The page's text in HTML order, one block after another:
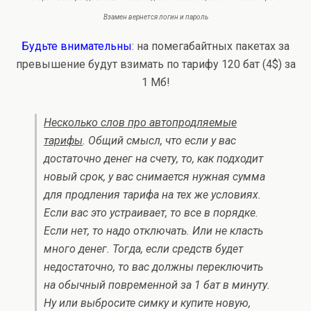
Взамен вернется логин и пароль
Будьте внимательны: на помегабайтных пакетах за
превышение будут взимать по тарифу 120 бат (4$) за
1 Мб!
Несколько слов про автопродляемые
тарифы. Общий смысл, что если у вас
достаточно денег на счету, то, как подходит
новый срок, у вас снимается нужная сумма
для продления тарифа на тех же условиях.
Если вас это устраивает, то все в порядке.
Если нет, то надо отключать. Или не класть
много денег. Тогда, если средств будет
недостаточно, то вас должны переключить
на обычный повременной за 1 бат в минуту.
Ну или выбросите симку и купите новую,